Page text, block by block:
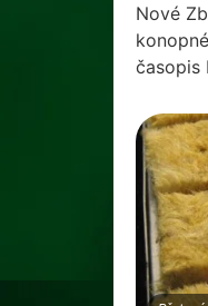
Nové
časopis